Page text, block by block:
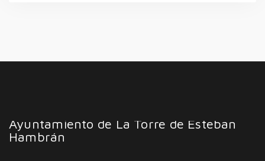
Ayuntamiento de La Torre de Esteban
Hambrán